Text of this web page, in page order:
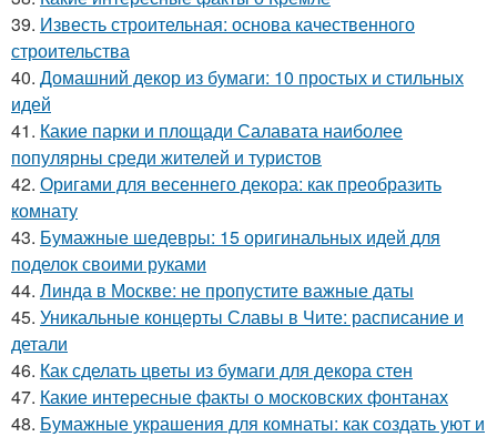
39. Известь строительная: основа качественного
строительства
40. Домашний декор из бумаги: 10 простых и стильных
идей
41. Какие парки и площади Салавата наиболее
популярны среди жителей и туристов
42. Оригами для весеннего декора: как преобразить
комнату
43. Бумажные шедевры: 15 оригинальных идей для
поделок своими руками
44. Линда в Москве: не пропустите важные даты
45. Уникальные концерты Славы в Чите: расписание и
детали
46. Как сделать цветы из бумаги для декора стен
47. Какие интересные факты о московских фонтанах
48. Бумажные украшения для комнаты: как создать уют и